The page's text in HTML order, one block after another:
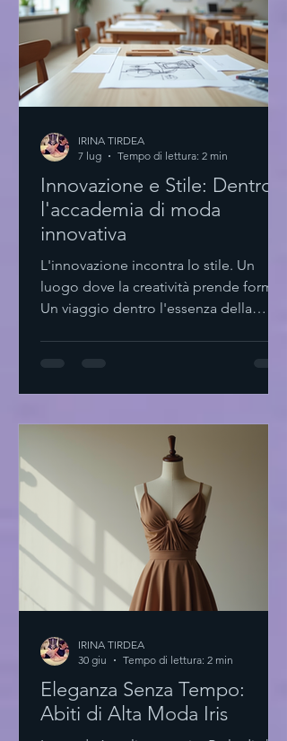
Innovazione e Stile: Dentro
l'accademia di moda
innovativa
L'innovazione incontra lo stile. Un
luogo dove la creatività prende forma.
Un viaggio dentro l'essenza della
L'accademia di moda innovativa: un
innovativa non è solo un luogo. È
un’esperienza. Un laboratorio di idee.
Le aule sono progettate per stimolare l
IRINA TIRDEA
7 lug
Tempo di lettura: 2 min
Eleganza Senza Tempo:
Abiti di Alta Moda Iris
IRINA TIRDEA
30 giu
Tempo di lettura: 2 min